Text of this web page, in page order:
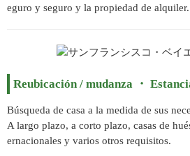
eguro y seguro y la propiedad de alquiler.
Reubicación / mudanza ・
Búsqueda de casa a la medida de sus
A largo plazo, a corto plazo, casas de
ernacionales y varios otros requisitos.